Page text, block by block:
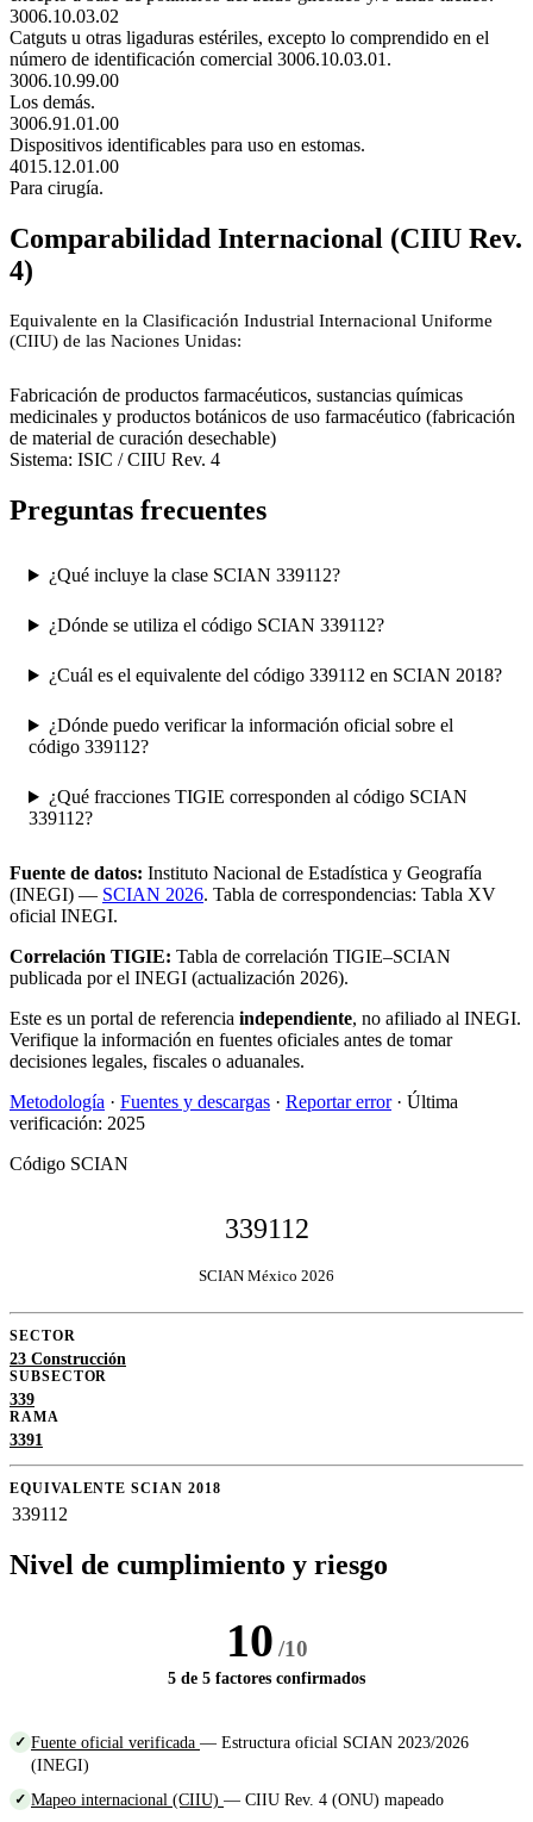
3006.10.03.02
Catguts u otras ligaduras estériles, excepto lo comprendido en el
número de identificación comercial 3006.10.03.01.
3006.10.99.00
Los demás.
3006.91.01.00
Dispositivos identificables para uso en estomas.
4015.12.01.00
Para cirugía.
Comparabilidad Internacional (CIIU Rev.
4)
Equivalente en la Clasificación Industrial Internacional Uniforme
(CIIU) de las Naciones Unidas:
Fabricación de productos farmacéuticos, sustancias químicas
medicinales y productos botánicos de uso farmacéutico (fabricación
de material de curación desechable)
Sistema: ISIC / CIIU Rev. 4
Preguntas frecuentes
¿Qué incluye la clase SCIAN 339112?
¿Dónde se utiliza el código SCIAN 339112?
¿Cuál es el equivalente del código 339112 en SCIAN 2018?
¿Dónde puedo verificar la información oficial sobre el
código 339112?
¿Qué fracciones TIGIE corresponden al código SCIAN
339112?
Fuente de datos: Instituto Nacional de Estadística y Geografía
(INEGI) — SCIAN 2026. Tabla de correspondencias: Tabla XV
oficial INEGI.
Correlación TIGIE: Tabla de correlación TIGIE–SCIAN
publicada por el INEGI (actualización 2026).
Este es un portal de referencia independiente, no afiliado al INEGI.
Verifique la información en fuentes oficiales antes de tomar
decisiones legales, fiscales o aduanales.
Metodología · Fuentes y descargas · Reportar error· Última
verificación: 2025
Código SCIAN
339112
SCIAN México 2026
SECTOR
23 Construcción
SUBSECTOR
339
RAMA
3391
EQUIVALENTE SCIAN 2018
339112
Nivel de cumplimiento y riesgo
10 /10
5 de 5 factores confirmados
✓ Fuente oficial verificada — Estructura oficial SCIAN 2023/2026
(INEGI)
✓ Mapeo internacional (CIIU) — CIIU Rev. 4 (ONU) mapeado